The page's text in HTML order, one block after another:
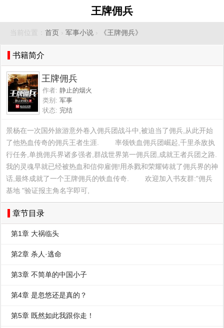
王牌佣兵
当前位置： 首页 › 军事小说 › 《王牌佣兵》
书籍简介
王牌佣兵
作者: 静止的烟火
类别: 军事
状态: 完结
景杨在一次国外旅游意外卷入佣兵团战斗中,被迫当了佣兵,从此开始
了他热血传奇的佣兵王者生涯.        率领铁血佣兵团崛起,千里杀敌执
行任务,单挑佣兵界诸多强者,群战世界第一佣兵团,成就王者兵团之路.
我的灵魂早就已经被热血和信仰雇佣!用杀戮和荣耀铸就了佣兵界的神
话,最终成就了一个王牌佣兵的铁血传奇.        欢迎加入书友群:"佣兵
基地 "验证报主角名字即可,
章节目录
第1章 大祸临头
第2章 杀人·逃命
第3章 不简单的中国小子
第4章 是忽悠还是真的？
第5章 既然如此我跟你走！